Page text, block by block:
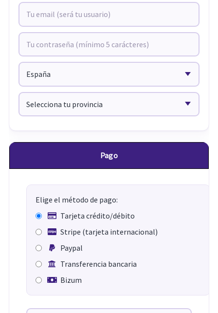
Pago
Elige el método de pago:
Tarjeta crédito/débito
Stripe (tarjeta internacional)
Paypal
Transferencia bancaria
Bizum